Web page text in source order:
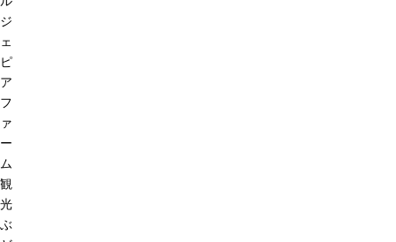
ジ
ェ
ピ
ア
フ
ァ
ー
ム
観
光
ぶ